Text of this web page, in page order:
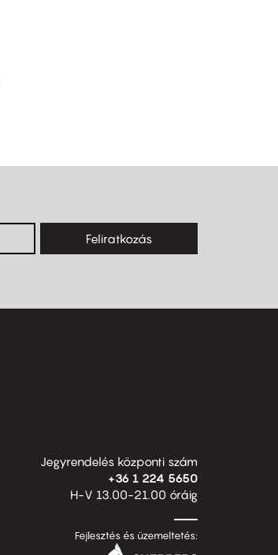
Feliratkozás
Jegyrendelés központi szám
+36 1 224 5650
H-V 13.00-21.00 óráig
Fejlesztés és üzemeltetés: